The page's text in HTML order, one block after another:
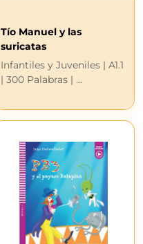
Tío Manuel y las
suricatas
Infantiles y Juveniles | A1.1
| 300 Palabras | ...